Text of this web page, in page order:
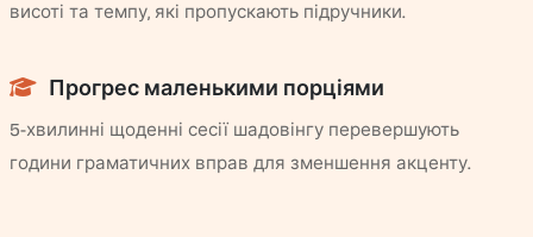
висоті та темпу, які пропускають підручники.
Прогрес маленькими порціями
5-хвилинні щоденні сесії шадовінгу перевершують
години граматичних вправ для зменшення акценту.